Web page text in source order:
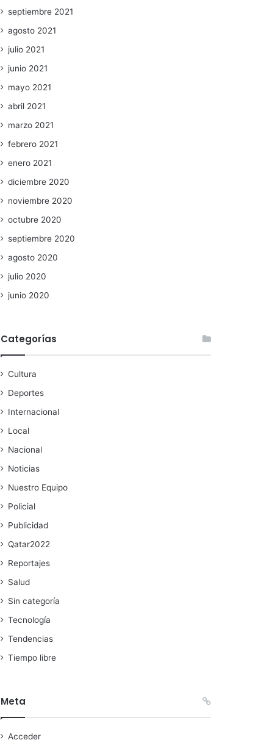
septiembre 2021
agosto 2021
julio 2021
junio 2021
mayo 2021
abril 2021
marzo 2021
febrero 2021
enero 2021
diciembre 2020
noviembre 2020
octubre 2020
septiembre 2020
agosto 2020
julio 2020
junio 2020
Categorías
Cultura
Deportes
Internacional
Local
Nacional
Noticias
Nuestro Equipo
Policial
Publicidad
Qatar2022
Reportajes
Salud
Sin categoría
Tecnología
Tendencias
Tiempo libre
Meta
Acceder